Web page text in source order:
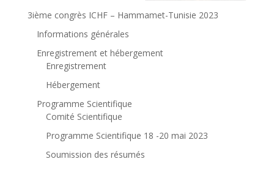
3ième congrès ICHF – Hammamet-Tunisie 2023
Informations générales
Enregistrement et hébergement
Enregistrement
Hébergement
Programme Scientifique
Comité Scientifique
Programme Scientifique 18 -20 mai 2023
Soumission des résumés